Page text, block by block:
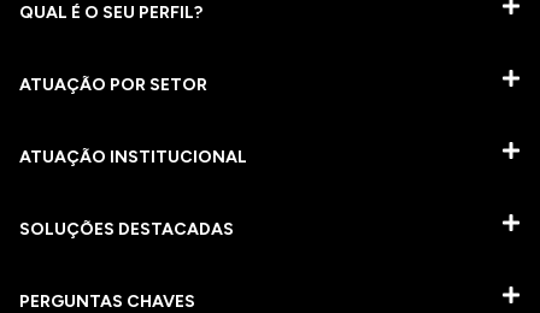
QUAL É O SEU PERFIL?
ATUAÇÃO POR SETOR
ATUAÇÃO INSTITUCIONAL
SOLUÇÕES DESTACADAS
PERGUNTAS CHAVES​